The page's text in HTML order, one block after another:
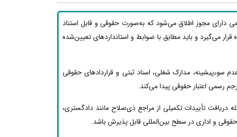
دارای مجوز اطلاق می‌شود که به‌صورت حقوقی و قابل استناد
قرار می‌گیرد و باید مطابق با ضوابط و استانداردهای تعیین‌شده
سوءپیشینه، مدارک شغلی، اسناد ثبتی و قراردادهای حقوقی
رسمی اعتبار حقوقی پیدا می‌کند.
دریافت تأییدات تکمیلی از مراجع ذی‌صلاح مانند دادگستری،
و اداری در سطح بین‌المللی قابل پذیرش باشد.